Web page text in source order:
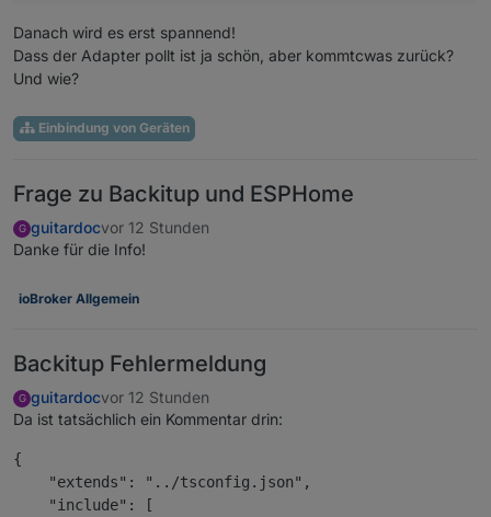
Danach wird es erst spannend!
Dass der Adapter pollt ist ja schön, aber kommtcwas zurück?
Und wie?
Einbindung von Geräten
Frage zu Backitup und ESPHome
G guitardocvor 12 Stunden
Danke für die Info!
ioBroker Allgemein
Backitup Fehlermeldung
G guitardocvor 12 Stunden
Da ist tatsächlich ein Kommentar drin:
{
    "extends": "../tsconfig.json",
    "include": [